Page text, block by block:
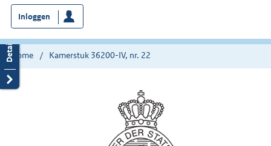
bent
nu
hier:
Inloggen
Home Kamerstuk 36200-IV, nr. 22